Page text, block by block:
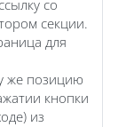
со
секции.
для
же позицию
кнопки
из